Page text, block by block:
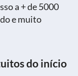
a + de 5000
e muito
do início